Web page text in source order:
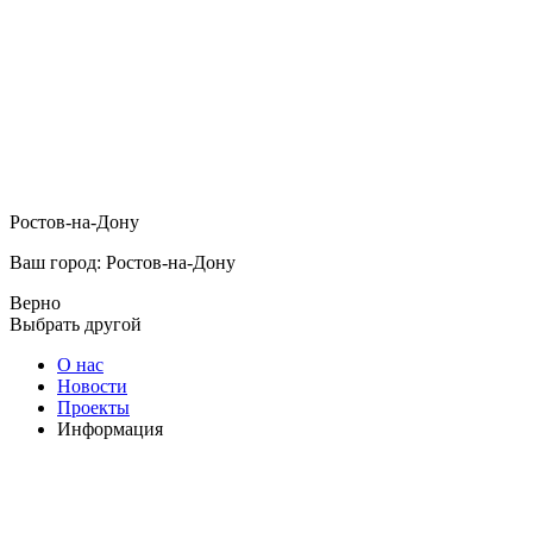
Ростов-на-Дону
Ваш город: Ростов-на-Дону
Верно
Выбрать другой
О нас
Новости
Проекты
Информация